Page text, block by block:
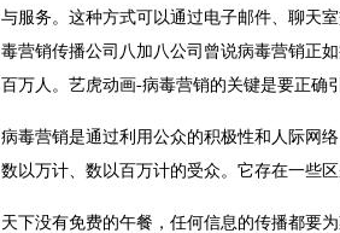
与服务。这种方式可以通过电子邮件、聊天
毒营销传播公司八加八公司曾说病毒营销正
百万人。艺虎动画-病毒营销的关键是要正确
病毒营销是通过利用公众的积极性和人际网
数以万计、数以百万计的受众。它存在一些
天下没有免费的午餐，任何信息的传播都要